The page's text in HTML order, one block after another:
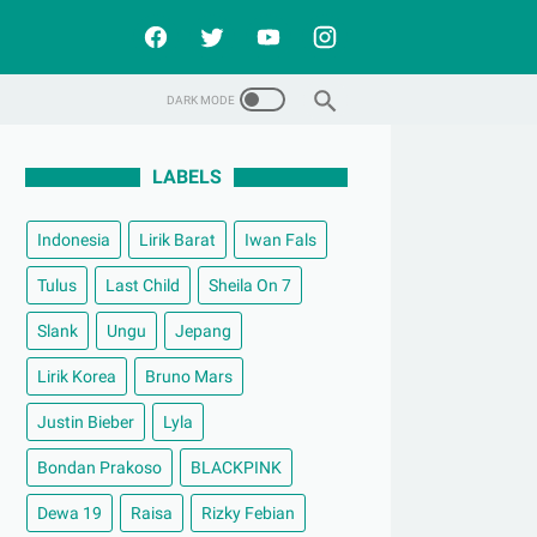
LABELS
Indonesia Lirik Barat Iwan Fals
Tulus Last Child Sheila On 7
Slank Ungu Jepang
Lirik Korea Bruno Mars
Justin Bieber Lyla
Bondan Prakoso BLACKPINK
Dewa 19 Raisa Rizky Febian